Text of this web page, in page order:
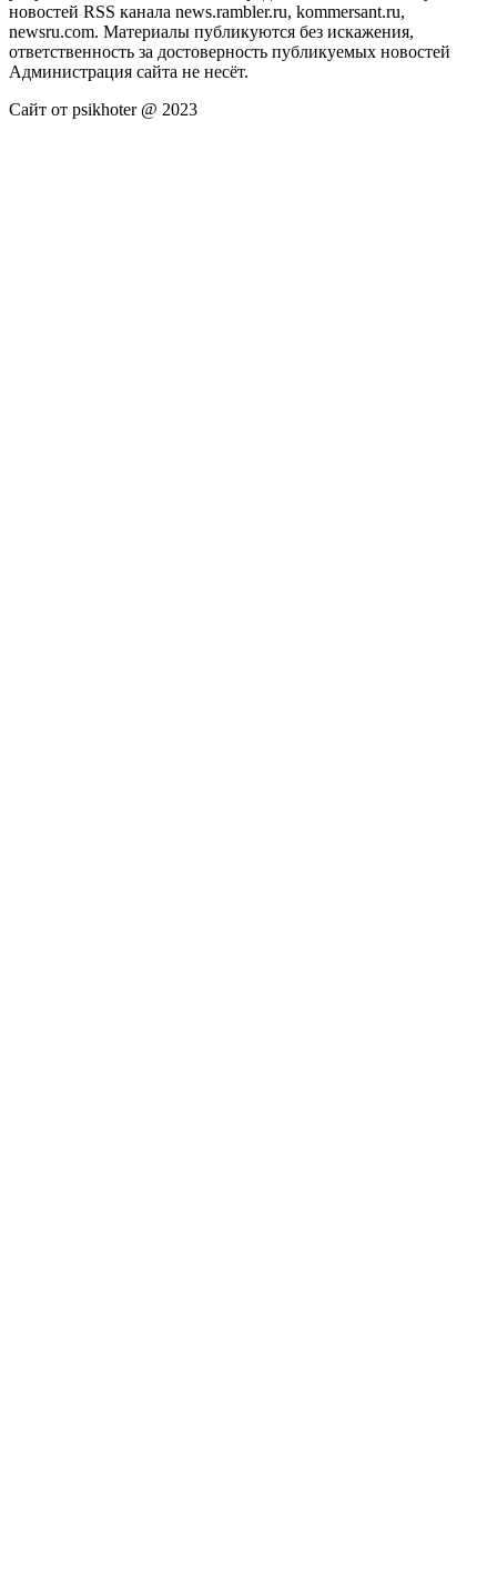
новостей RSS канала news.rambler.ru, kommersant.ru,
newsru.com. Материалы публикуются без искажения,
ответственность за достоверность публикуемых новостей
Администрация сайта не несёт.
Сайт от psikhoter @ 2023